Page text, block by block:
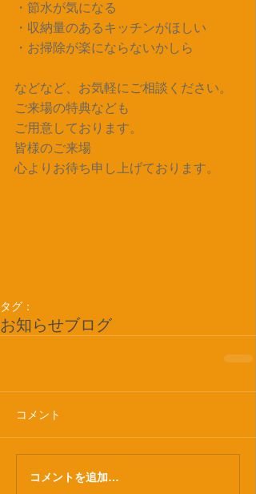
・節水が気になる
・収納量のあるキッチンがほしい
・お掃除が楽にならないかしら
などなど、お気軽にご相談ください。
ご来場の特典なども
ご用意しております。
皆様のご来場
心よりお待ち申し上げております。
タグ：
お知らせブログ
コメント
コメントを追加…